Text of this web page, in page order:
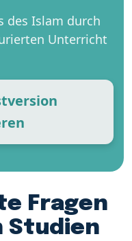
des Islam durch
Unterricht
Fragen
Studien